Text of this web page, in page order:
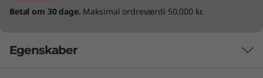
Betal om 30 dage. Maksimal ordreværdi 50.000 kr.
Egenskaber